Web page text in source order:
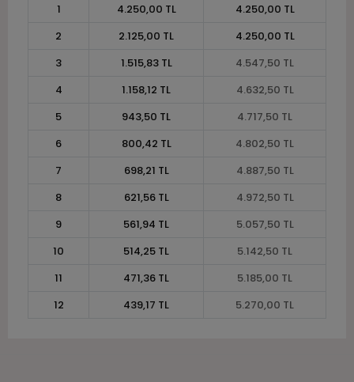
1
4.250,00 TL
4.250,00 TL
2
2.125,00 TL
4.250,00 TL
3
1.515,83 TL
4.547,50 TL
4
1.158,12 TL
4.632,50 TL
5
943,50 TL
4.717,50 TL
6
800,42 TL
4.802,50 TL
7
698,21 TL
4.887,50 TL
8
621,56 TL
4.972,50 TL
9
561,94 TL
5.057,50 TL
10
514,25 TL
5.142,50 TL
11
471,36 TL
5.185,00 TL
12
439,17 TL 5.270,00 TL